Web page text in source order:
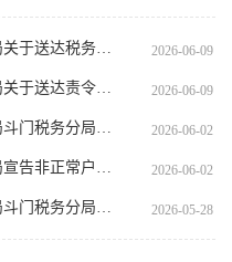
）的公告（2026年第6期） 2026-06-09
的公告（2026年第6期） 2026-06-09
险费征收决定书》的公告 2026-06-02
告（2026年第5期） 2026-06-02
限期缴纳通知书》的公告 2026-05-28